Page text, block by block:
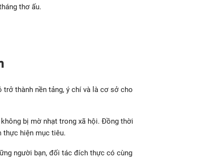
thơ ấu.
thành nền tảng, ý chí và là cơ sở cho
bị mờ nhạt trong xã hội. Đồng thời
thực hiện mục tiêu.
người bạn, đối tác đích thực có cùng